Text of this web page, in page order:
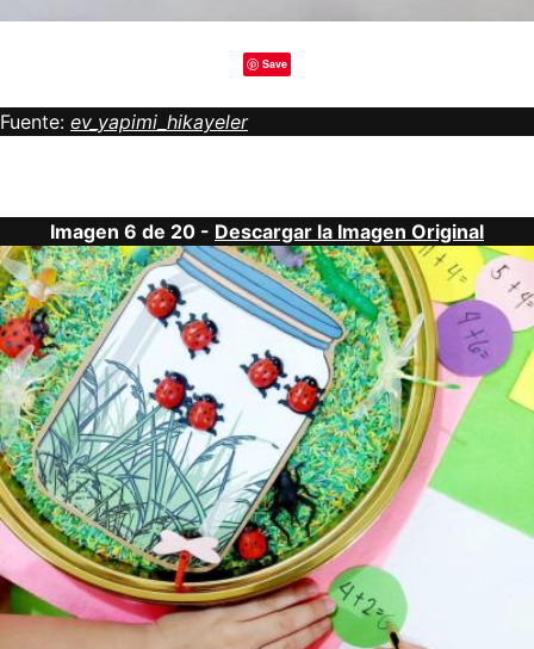
Save
Fuente: ev_yapimi_hikayeler
Imagen 6 de 20 - Descargar la Imagen Original